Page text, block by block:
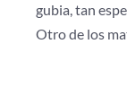
gubia, tan
Otro de los